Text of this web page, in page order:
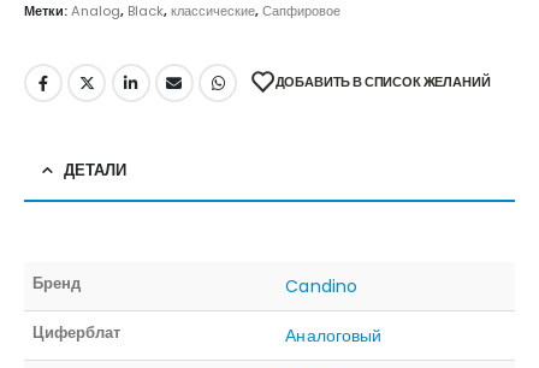
Метки:Analog, Black,классические,Сапфировое
ДОБАВИТЬ В СПИСОК ЖЕЛАНИЙ
ДЕТАЛИ
Бренд Candino
Циферблат Аналоговый